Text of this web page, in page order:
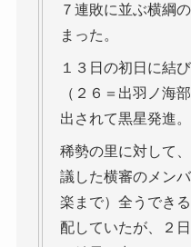
７連敗に並ぶ横綱
まった。
１３日の初日に結
（２６＝出羽ノ海
出されて黒星発進。
稀勢の里に対して
議した横審のメン
楽まで）全うでき
配していたが、２